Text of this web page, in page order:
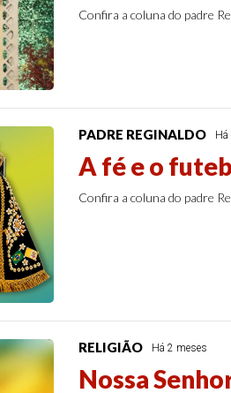
Confira a coluna do padre
PADRE REGINALDO Há
A fé e o
Confira a coluna do padre
RELIGIÃO Há 2 meses
Nossa